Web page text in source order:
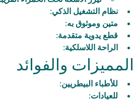
نظام التشغيل الذكي:
متين وموثوق به:
قطع يدوية متقدمة:
الراحة اللاسلكية:
المميزات والفوائد
للأطباء البيطريين:
للعيادات: